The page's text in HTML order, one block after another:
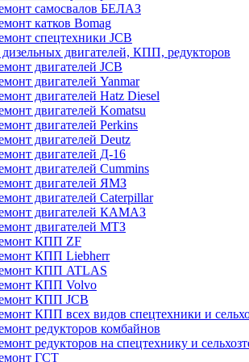
самосвалов БЕЛАЗ
катков Bomag
спецтехники JCB
двигателей, КПП, редукторов
двигателей JCB
двигателей Yanmar
двигателей Hatz Diesel
двигателей Komatsu
двигателей Perkins
двигателей Deutz
двигателей Д-16
двигателей Cummins
двигателей ЯМЗ
двигателей Caterpillar
двигателей КАМАЗ
двигателей МТЗ
КПП ZF
КПП Liebherr
КПП ATLAS
КПП Volvo
КПП JСB
КПП всех видов спецтехники и
редукторов комбайнов
редукторов на спецтехнику и
ГСТ